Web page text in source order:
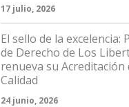
17 julio, 2026
El sello de la excelencia:
de Derecho de Los
renueva su Acreditación
Calidad
24 junio, 2026